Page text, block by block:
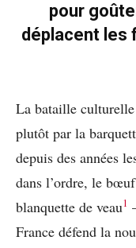
pour
déplacent les
La bataille culturelle
plutôt par la
depuis des années
dans l’ordre, le
blanquette de veau1
France défend la